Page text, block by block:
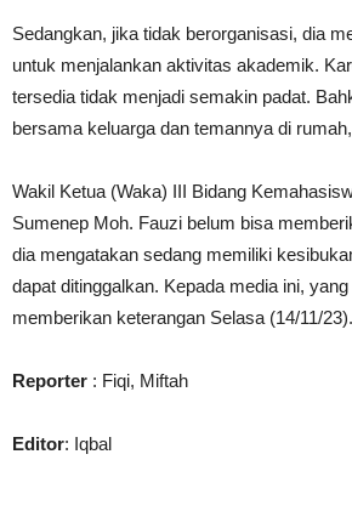
Sedangkan, jika tidak berorganisasi, dia
untuk menjalankan aktivitas akademik.
tersedia tidak menjadi semakin padat.
bersama keluarga dan temannya di
Wakil Ketua (Waka) III Bidang
Sumenep Moh. Fauzi belum bisa
dia mengatakan sedang memiliki
dapat ditinggalkan. Kepada media ini,
memberikan keterangan Selasa (14/11/23).
Reporter : Fiqi, Miftah
Editor: Iqbal